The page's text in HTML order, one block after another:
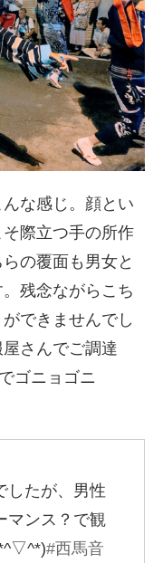
な感じ。顔とい
際立つ手の所作
の覆面も男女と
残念ながらこち
できませんでし
さんでご調達
ゴニョゴニ
したが、男性
マンス？で観
#西馬音